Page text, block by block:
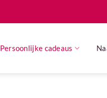
Persoonlijke cadeaus